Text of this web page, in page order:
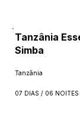
Tanzânia
Simba
Tanzânia
07 DIAS / 06 NOITES